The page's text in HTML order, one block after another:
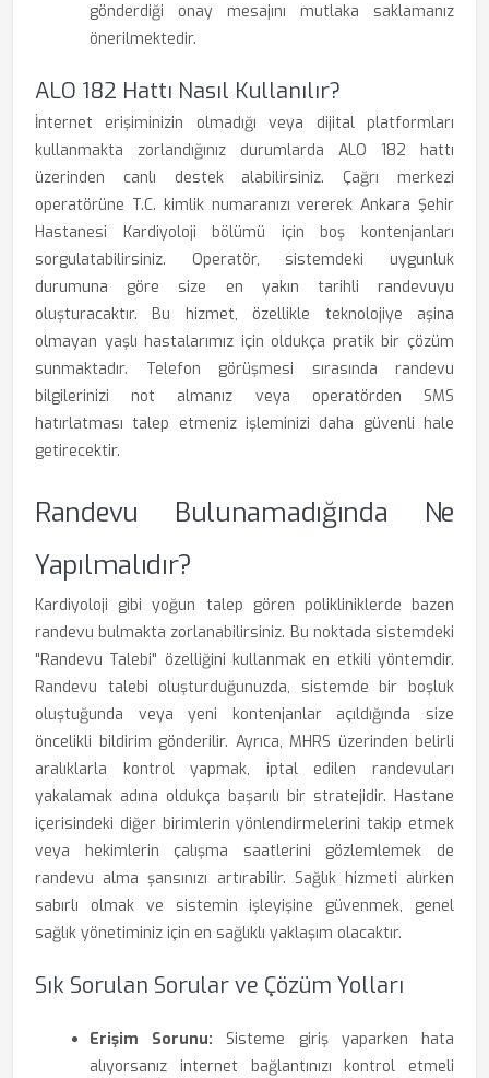
gönderdiği onay mesajını mutlaka saklamanız
önerilmektedir.
ALO 182 Hattı Nasıl Kullanılır?
İnternet erişiminizin olmadığı veya dijital platformları
kullanmakta zorlandığınız durumlarda ALO 182 hattı
üzerinden canlı destek alabilirsiniz. Çağrı merkezi
operatörüne T.C. kimlik numaranızı vererek Ankara Şehir
Hastanesi Kardiyoloji bölümü için boş kontenjanları
sorgulatabilirsiniz. Operatör, sistemdeki uygunluk
durumuna göre size en yakın tarihli randevuyu
oluşturacaktır. Bu hizmet, özellikle teknolojiye aşina
olmayan yaşlı hastalarımız için oldukça pratik bir çözüm
sunmaktadır. Telefon görüşmesi sırasında randevu
bilgilerinizi not almanız veya operatörden SMS
hatırlatması talep etmeniz işleminizi daha güvenli hale
getirecektir.
Randevu Bulunamadığında Ne
Yapılmalıdır?
Kardiyoloji gibi yoğun talep gören polikliniklerde bazen
randevu bulmakta zorlanabilirsiniz. Bu noktada sistemdeki
"Randevu Talebi" özelliğini kullanmak en etkili yöntemdir.
Randevu talebi oluşturduğunuzda, sistemde bir boşluk
oluştuğunda veya yeni kontenjanlar açıldığında size
öncelikli bildirim gönderilir. Ayrıca, MHRS üzerinden belirli
aralıklarla kontrol yapmak, iptal edilen randevuları
yakalamak adına oldukça başarılı bir stratejidir. Hastane
içerisindeki diğer birimlerin yönlendirmelerini takip etmek
veya hekimlerin çalışma saatlerini gözlemlemek de
randevu alma şansınızı artırabilir. Sağlık hizmeti alırken
sabırlı olmak ve sistemin işleyişine güvenmek, genel
sağlık yönetiminiz için en sağlıklı yaklaşım olacaktır.
Sık Sorulan Sorular ve Çözüm Yolları
Erişim Sorunu: Sisteme giriş yaparken hata
alıyorsanız internet bağlantınızı kontrol etmeli